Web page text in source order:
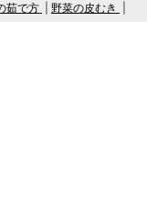
茹で方
野菜の皮むき